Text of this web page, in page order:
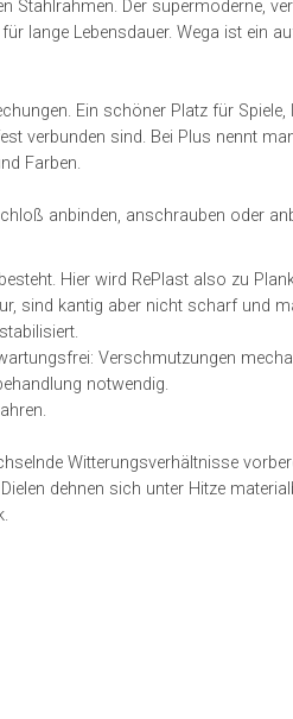
Stahlrahmen. Der supermoderne,
lange Lebensdauer. Wega ist ein
Ein schöner Platz für Spiele,
verbunden sind. Bei Plus nennt
Farben.
anbinden, anschrauben oder
Hier wird RePlast also zu
sind kantig aber nicht scharf und
Verschmutzungen
notwendig.
Witterungsverhältnisse
dehnen sich unter Hitze